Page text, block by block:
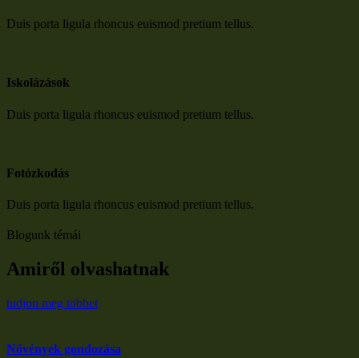
Duis porta ligula rhoncus euismod pretium tellus.​
Iskolázások
Duis porta ligula rhoncus euismod pretium tellus.​
Fotózkodás
Duis porta ligula rhoncus euismod pretium tellus.​
Blogunk témái
Amiről olvashatnak
tudjon meg többet
Növények gondozása